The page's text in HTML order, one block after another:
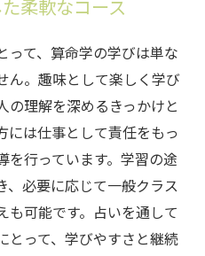
柔軟なコース
って、算命学の学びは単な
ん。趣味として楽しく学び
の理解を深めるきっかけと
には仕事として責任をもっ
を行っています。学習の途
、必要に応じて一般クラス
も可能です。占いを通して
とって、学びやすさと継続